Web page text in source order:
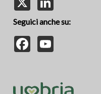
Seguici anche su:
Facebook